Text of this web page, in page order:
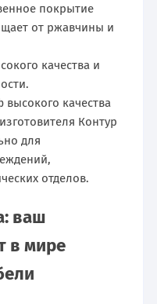
покрытие
от ржавчины и
качества и
качества
Контур
для
отделов.
ваш
в мире